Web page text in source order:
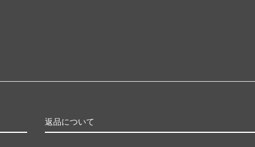
返品について